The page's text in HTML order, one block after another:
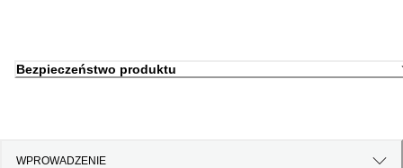
Bezpieczeństwo produktu
WPROWADZENIE